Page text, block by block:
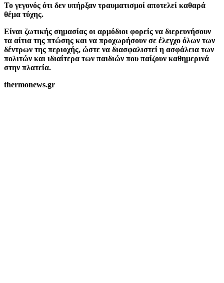
Το γεγονός ότι δεν υπήρξαν τραυματισμοί αποτελεί καθαρά
θέμα τύχης.
Είναι ζωτικής σημασίας οι αρμόδιοι φορείς να διερευνήσουν
τα αίτια της πτώσης και να προχωρήσουν σε έλεγχο όλων των
δέντρων της περιοχής, ώστε να διασφαλιστεί η ασφάλεια των
πολιτών και ιδιαίτερα των παιδιών που παίζουν καθημερινά
στην πλατεία.
thermonews.gr